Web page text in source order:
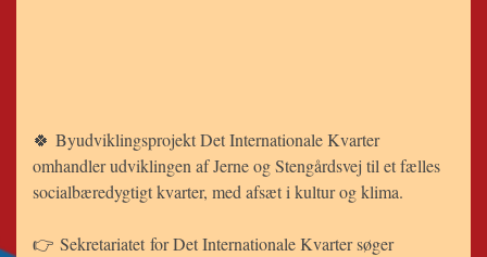
🍀 Byudviklingsprojekt Det Internationale Kvarter
omhandler udviklingen af Jerne og Stengårdsvej til et fælles
socialbæredygtigt kvarter, med afsæt i kultur og klima.
👉 Sekretariatet for Det Internationale Kvarter søger